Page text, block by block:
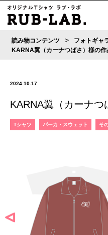
読み物コンテンツ > フォトギャ
KARNA翼（カーナつばさ）様の作
2024.10.17
KARNA翼（カーナつ
Tシャツ パーカ・スウェット そ